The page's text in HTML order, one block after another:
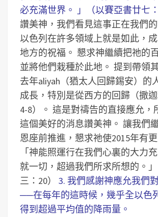
必充滿世界。 」（以賽亞書廿七：
讚美神，我們看見這事正在我們的
以色列在許多領域上就是如此，
地方的祝福。 懇求神繼續把祂的
並將他們栽種於此地。 提到帶領
去年aliyah（猶太人回歸錫安）的
成長，特別是從西方的回歸（撒迦
4-8）。 這是對禱告的直接應允，
這個美好的消息讚美神。 讓我們
恩座前推進，懇求祂使2015年有
「神能照運行在我們心裏的大力
就一切，超過我們所求所想的。
三：20）
3. 我們感謝神應允我們
──在每年的這時候，幾乎全以色
得到超過平均值的降雨量。